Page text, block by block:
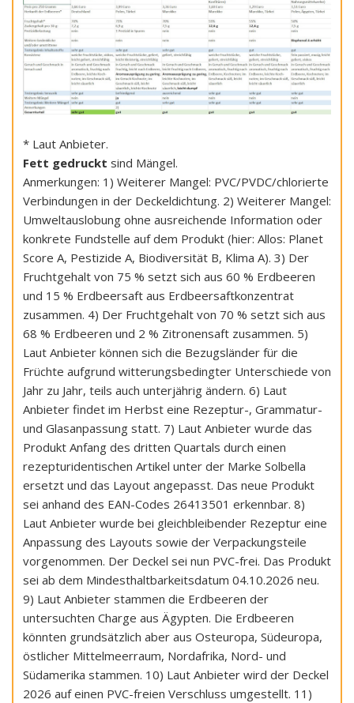
* Laut Anbieter.
Fett gedruckt sind Mängel.
Anmerkungen: 1) Weiterer Mangel: PVC/PVDC/chlorierte
Verbindungen in der Deckeldichtung. 2) Weiterer Mangel:
Umweltauslobung ohne ausreichende Information oder
konkrete Fundstelle auf dem Produkt (hier: Allos: Planet
Score A, Pestizide A, Biodiversität B, Klima A). 3) Der
Fruchtgehalt von 75 % setzt sich aus 60 % Erdbeeren
und 15 % Erdbeersaft aus Erdbeersaftkonzentrat
zusammen. 4) Der Fruchtgehalt von 70 % setzt sich aus
68 % Erdbeeren und 2 % Zitronensaft zusammen. 5)
Laut Anbieter können sich die Bezugsländer für die
Früchte aufgrund witterungsbedingter Unterschiede von
Jahr zu Jahr, teils auch unterjährig ändern. 6) Laut
Anbieter findet im Herbst eine Rezeptur-, Grammatur-
und Glasanpassung statt. 7) Laut Anbieter wurde das
Produkt Anfang des dritten Quartals durch einen
rezepturidentischen Artikel unter der Marke Solbella
ersetzt und das Layout angepasst. Das neue Produkt
sei anhand des EAN-Codes 26413501 erkennbar. 8)
Laut Anbieter wurde bei gleichbleibender Rezeptur eine
Anpassung des Layouts sowie der Verpackungsteile
vorgenommen. Der Deckel sei nun PVC-frei. Das Produkt
sei ab dem Mindesthaltbarkeitsdatum 04.10.2026 neu.
9) Laut Anbieter stammen die Erdbeeren der
untersuchten Charge aus Ägypten. Die Erdbeeren
könnten grundsätzlich aber aus Osteuropa, Südeuropa,
östlicher Mittelmeerraum, Nordafrika, Nord- und
Südamerika stammen. 10) Laut Anbieter wird der Deckel
2026 auf einen PVC-freien Verschluss umgestellt. 11)